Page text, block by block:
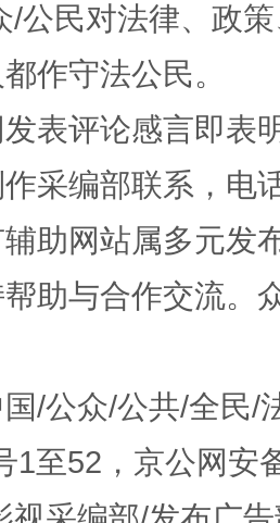
的艺术幻境
任有效落实 一纸欠
/公民对法律、政
作守法公民。
表评论感言即表
采编部联系，电
助网站属多元发
助与合作交流。
/公众/公共/全民/
1至52，京公网安